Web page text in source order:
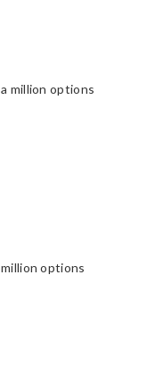
a million options
million options